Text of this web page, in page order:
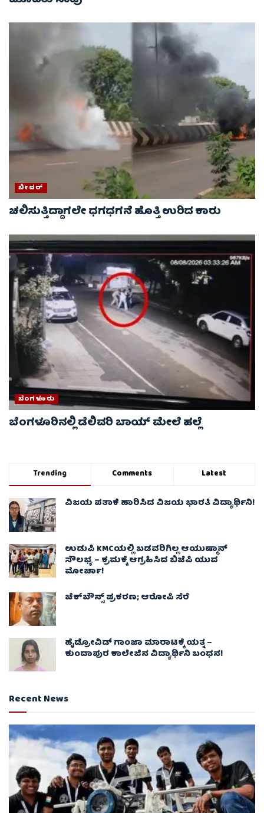
ಬೀದರ್
ಚಲಿಸುತ್ತಿದ್ದಾಗಲೇ ಧಗಧಗನೆ ಹೊತ್ತಿ ಉರಿದ ಕಾರು
ಬೆಂಗಳೂರು
ಬೆಂಗಳೂರಿನಲ್ಲಿ ಡೆಲಿವರಿ ಬಾಯ್ ಮೇಲೆ‌ ಹಲ್ಲೆ
Trending Comments Latest
ವಿಜಯ ಪತಾಕೆ ಹಾರಿಸಿದ ವಿಜಯ ಭಾರತಿ ವಿದ್ಯಾರ್ಥಿನಿ!
ಉಡುಪಿ KMCಯಲ್ಲಿ ಬಡವರಿಗಿಲ್ಲ ಆಯುಷ್ಮಾನ್
ಸೌಲಭ್ಯ – ಕ್ರಮಕ್ಕೆ ಆಗ್ರಹಿಸಿದ ಬಿಜೆಪಿ ಯುವ
ಮೋರ್ಚಾ!
ಚೆಕ್​ಬೌನ್ಸ್​ ಪ್ರಕರಣ; ಆರೋಪಿ ಸೆರೆ
ಹೈಡ್ರೋವಿಡ್ ಗಾಂಜಾ ಮಾರಾಟಕ್ಕೆ ಯತ್ನ –
ಕುಂದಾಪುರ ಕಾಲೇಜಿನ ವಿದ್ಯಾರ್ಥಿನಿ ಬಂಧನ!
Recent News